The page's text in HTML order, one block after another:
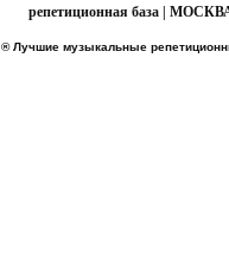
репетиционная база |
® Лучшие музыкальные